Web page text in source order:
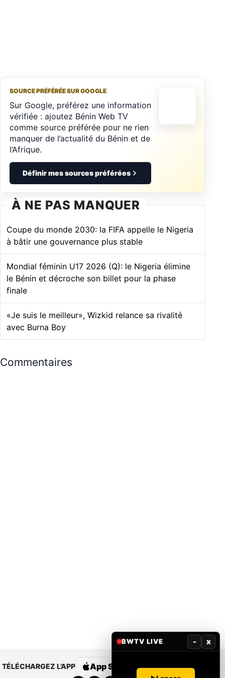
SOURCE PRÉFÉRÉE SUR GOOGLE
Sur Google, préférez une information
vérifiée : ajoutez Bénin Web TV
comme source préférée pour ne rien
manquer de l’actualité du Bénin et de
l’Afrique.
Définir mes sources préférées
À NE PAS MANQUER
Coupe du monde 2030: la FIFA appelle le Nigeria
à bâtir une gouvernance plus stable
Mondial féminin U17 2026 (Q): le Nigeria élimine
le Bénin et décroche son billet pour la phase
finale
«Je suis le meilleur», Wizkid relance sa rivalité
avec Burna Boy
Commentaires
TÉLÉCHARGEZ L’APP App Store Google Play
BWTV LIVE - x